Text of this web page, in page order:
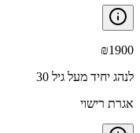
₪1900
לנהג יחיד מעל גיל 30
אגרת רישוי